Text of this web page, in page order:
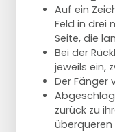
Auf ein
Feld in drei
Seite, die
Bei der
jeweils ein,
Der Fänger
zurück zu
überqueren